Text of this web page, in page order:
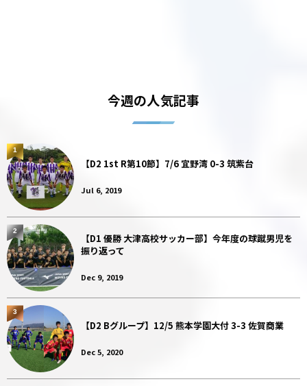
今週の人気記事
【D2 1st R第10節】7/6 宜野湾 0-3 筑紫台
Jul 6, 2019
1
【D1 優勝 大津高校サッカー部】今年度の球蹴男児を
振り返って
Dec 9, 2019
2
【D2 Bグループ】12/5 熊本学園大付 3-3 佐賀商業
Dec 5, 2020
3